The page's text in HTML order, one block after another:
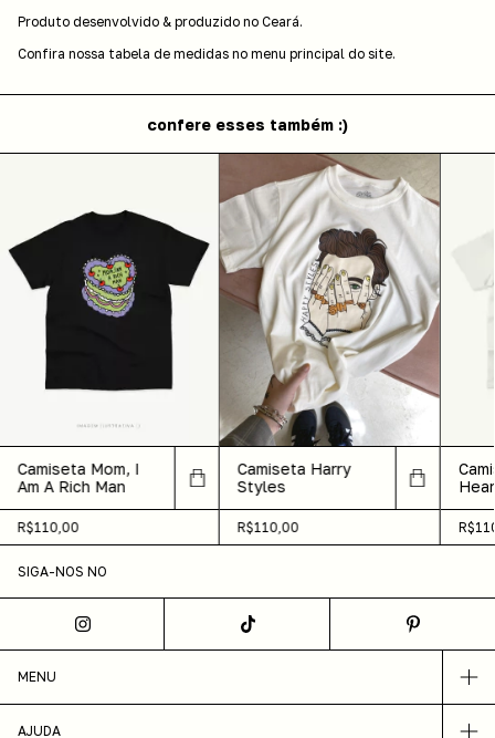
Produto desenvolvido & produzido no Ceará.
Confira nossa tabela de medidas no menu principal do site.
confere esses também :)
Camiseta Mom, I
Am A Rich Man
R$110,00
Camiseta Harry
Styles
R$110,00
SIGA-NOS NO
MENU
AJUDA